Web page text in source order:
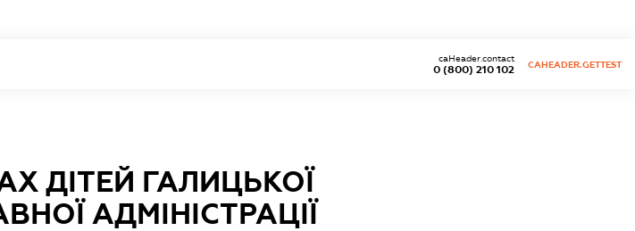
0 (800) 210 102
caHeader.contact
CAHEADER.GETTEST
ДІТЕЙ ГАЛИЦЬКОЇ
АДМІНІСТРАЦІЇ